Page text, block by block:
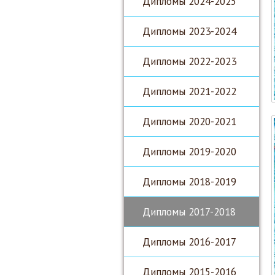
Дипломы 2023-2024
Дипломы 2022-2023
Дипломы 2021-2022
Дипломы 2020-2021
Дипломы 2019-2020
Дипломы 2018-2019
Дипломы 2017-2018
Дипломы 2016-2017
Дипломы 2015-2016